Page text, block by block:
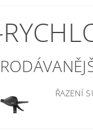
BAZÉNY
ŘAZENÍ